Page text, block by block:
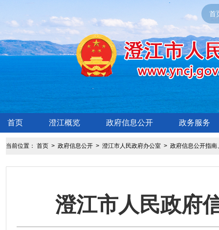
首
首页 澄江概览 政府信息公开 政务服务
当前位置： 首页> 政府信息公开> 澄江市人民政府办公室> 政府信息公开指南
澄江市人民政府